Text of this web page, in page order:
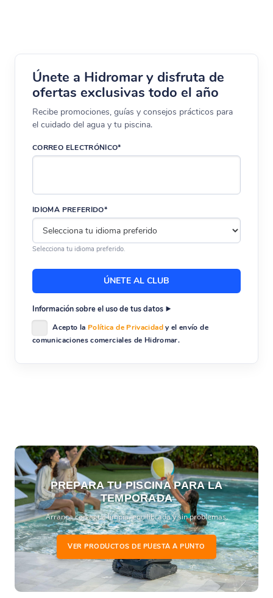
Únete a Hidromar y disfruta de
ofertas exclusivas todo el año
Recibe promociones, guías y consejos prácticos para
el cuidado del agua y tu piscina.
CORREO ELECTRÓNICO*
IDIOMA PREFERIDO*
Selecciona tu idioma preferido.
Información sobre el uso de tus datos
Acepto la Política de Privacidady el envío de
comunicaciones comerciales de Hidromar.
PREPARA TU PISCINA PARA LA
TEMPORADA
Arranca con agua limpia, equilibrada y sin problemas.
VER PRODUCTOS DE PUESTA A PUNTO